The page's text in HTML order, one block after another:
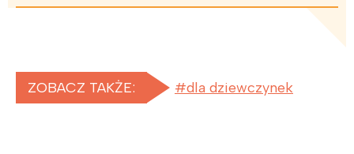
ZOBACZ TAKŻE: dla dziewczynek